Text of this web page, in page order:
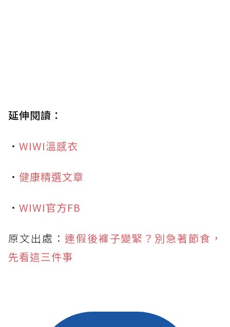
延伸閱讀：
・ WIWI溫感衣
・ 健康精選文章
・ WIWI官方FB
原文出處： 連假後褲子變緊？別急著節食，
先看這三件事